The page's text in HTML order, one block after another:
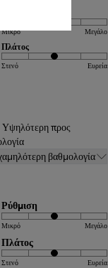
Μικρό Μεγάλο
Πλάτος
Στενό Ευρεία
Υψηλότερη προς
βαθμολογία
Ρύθμιση
Μικρό Μεγάλο
Πλάτος
Στενό Ευρεία